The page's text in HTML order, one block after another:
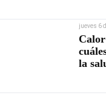
jueves 6
la